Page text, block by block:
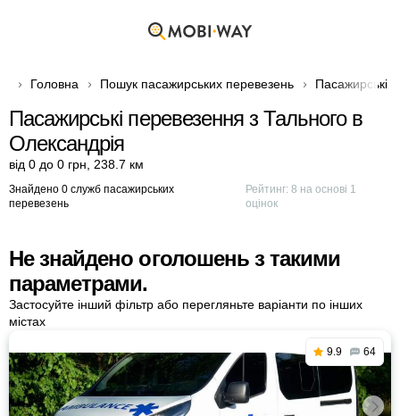
Головна Пошук пасажирських перевезень Пасажирські
Пасажирські перевезення з Тального в
Олександрія
від 0 до 0 грн 238.7 км
Знайдено 0 служб пасажирських
перевезень
Рейтинг:8 на основі 1
оцінок
Не знайдено оголошень з такими
параметрами.
Застосуйте інший фільтр або перегляньте варіанти по інших
містах
9.9 64